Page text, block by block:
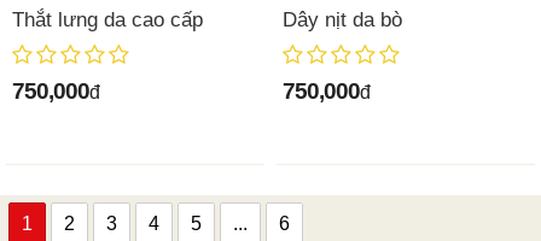
Thắt lưng da cao cấp
750,000đ
Dây nịt da bò
750,000đ
1 2 3 4 5 ... 6